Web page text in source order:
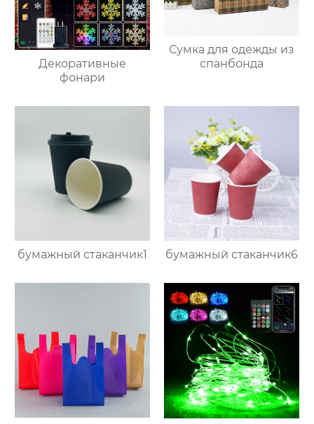
Декоративные
фонари
Сумка для одежды из
спанбонда
бумажный стаканчик1 бумажный стаканчик6